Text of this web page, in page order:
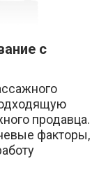
с
продавца.
факторы,